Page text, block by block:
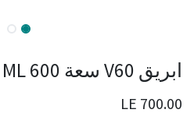
ابريق V60 سعة 600 ML
700.00